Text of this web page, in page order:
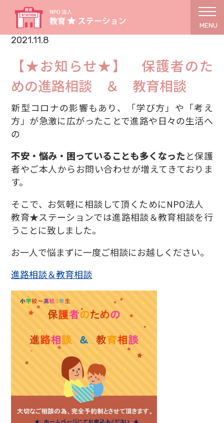
MENU
2021.11.8
【★お知らせ★】 保護者のた
めの進路相談 ＆ 教育相談
新型コロナの影響もあり、「学び方」や「考え
方」が急激に広がったことで進路や日々の生活へ
の
不安・悩み・困っていることも多くなった と保護
者やご本人からお問い合わせが増えてきておりま
す。
そこで、お気軽に相談して頂くためにNPO法人
教育★ステーションでは進路相談＆教育相談を行
うことに致しました。
お一人で悩まずに一度ご相談にお越しください。
進路相談＆教育相談